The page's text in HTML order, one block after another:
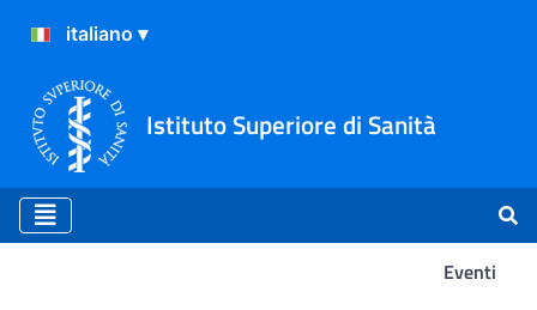
Istituto Superiore di Sanità
Eventi